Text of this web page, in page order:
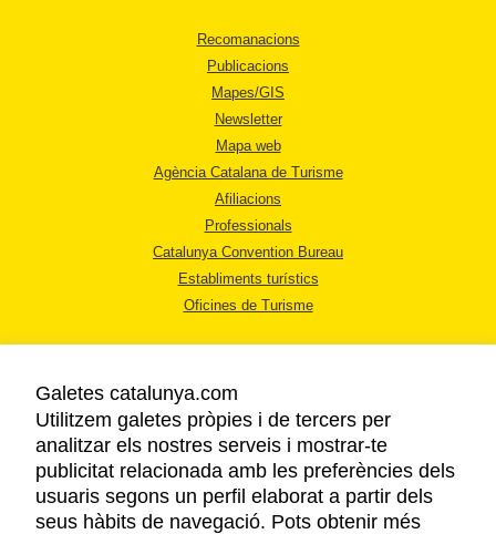
Recomanacions
Publicacions
Mapes/GIS
Newsletter
Mapa web
Agència Catalana de Turisme
Afiliacions
Professionals
Catalunya Convention Bureau
Establiments turístics
Oficines de Turisme
AVÍS LEGAL
POLÍTICA DE PRIVACITAT
COOKIES
Galetes catalunya.com
Utilitzem galetes pròpies i de tercers per
analitzar els nostres serveis i mostrar-te
publicitat relacionada amb les preferències dels
usuaris segons un perfil elaborat a partir dels
seus hàbits de navegació. Pots obtenir més